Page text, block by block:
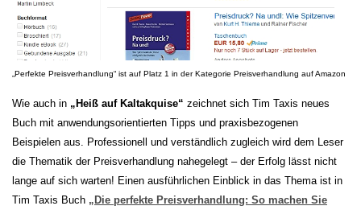
„Perfekte Preisverhandlung“ ist auf Platz 1 in der Kategorie Preisverhandlung auf Amazon
Wie auch in „Heiß auf Kaltakquise“ zeichnet sich Tim Taxis neues
Buch mit anwendungsorientierten Tipps und praxisbezogenen
Beispielen aus. Professionell und verständlich zugleich wird dem Leser
die Thematik der Preisverhandlung nahegelegt – der Erfolg lässt nicht
lange auf sich warten! Einen ausführlichen Einblick in das Thema ist in
Tim Taxis Buch „Die perfekte Preisverhandlung: So machen Sie